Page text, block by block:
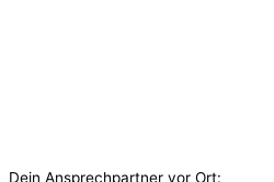
Dein Ansprechpartner vor Ort: